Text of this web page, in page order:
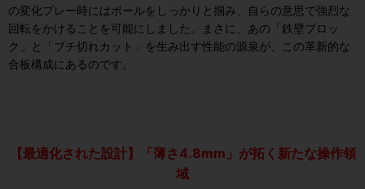
の変化プレー時にはボールをしっかりと掴み、自らの意思で強烈な
回転をかけることを可能にしました。まさに、あの「鉄壁ブロッ
ク」と「ブチ切れカット」を生み出す性能の源泉が、この革新的な
合板構成にあるのです。
【最適化された設計】「薄さ4.8mm」が拓く新たな操作領
域